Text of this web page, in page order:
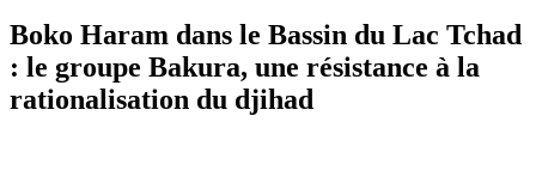
Boko Haram dans le Bassin du Lac Tchad
: le groupe Bakura, une résistance à la
rationalisation du djihad